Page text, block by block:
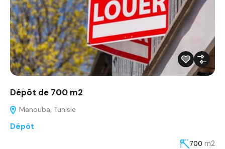
Dépôt de 700 m2
Manouba, Tunisie
Dépôt
700 m2